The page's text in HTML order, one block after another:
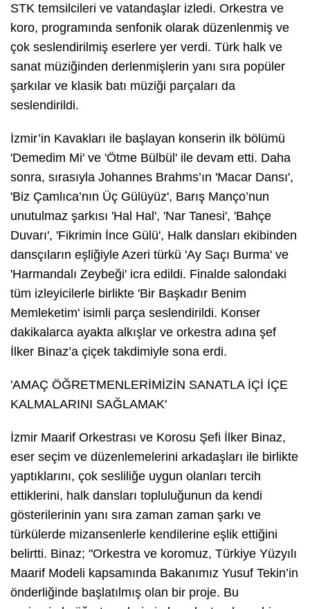
STK temsilcileri ve vatandaşlar izledi. Orkestra ve
koro, programında senfonik olarak düzenlenmiş ve
çok seslendirilmiş eserlere yer verdi. Türk halk ve
sanat müziğinden derlenmişlerin yanı sıra popüler
şarkılar ve klasik batı müziği parçaları da
seslendirildi.
İzmir’in Kavakları ile başlayan konserin ilk bölümü
'Demedim Mi' ve 'Ötme Bülbül' ile devam etti. Daha
sonra, sırasıyla Johannes Brahms’ın 'Macar Dansı',
'Biz Çamlıca’nın Üç Gülüyüz', Barış Manço’nun
unutulmaz şarkısı 'Hal Hal', 'Nar Tanesi', 'Bahçe
Duvarı', 'Fikrimin İnce Gülü', Halk dansları ekibinden
dansçıların eşliğiyle Azeri türkü 'Ay Saçı Burma' ve
'Harmandalı Zeybeği' icra edildi. Finalde salondaki
tüm izleyicilerle birlikte 'Bir Başkadır Benim
Memleketim' isimli parça seslendirildi. Konser
dakikalarca ayakta alkışlar ve orkestra adına şef
İlker Binaz’a çiçek takdimiyle sona erdi.
'AMAÇ ÖĞRETMENLERİMİZİN SANATLA İÇİ İÇE
KALMALARINI SAĞLAMAK'
İzmir Maarif Orkestrası ve Korosu Şefi İlker Binaz,
eser seçim ve düzenlemelerini arkadaşları ile birlikte
yaptıklarını, çok sesliliğe uygun olanları tercih
ettiklerini, halk dansları topluluğunun da kendi
gösterilerinin yanı sıra zaman zaman şarkı ve
türkülerde mizansenlerle kendilerine eşlik ettiğini
belirtti. Binaz; "Orkestra ve koromuz, Türkiye Yüzyılı
Maarif Modeli kapsamında Bakanımız Yusuf Tekin’in
önderliğinde başlatılmış olan bir proje. Bu